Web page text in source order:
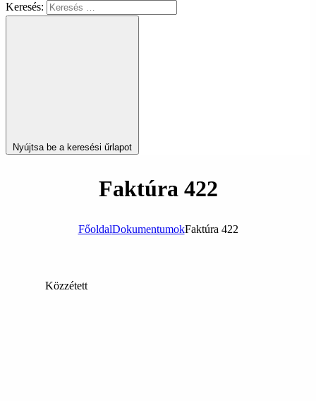
Keresés:
Nyújtsa be a keresési űrlapot
Faktúra 422
FőoldalDokumentumokFaktúra 422
Közzétett